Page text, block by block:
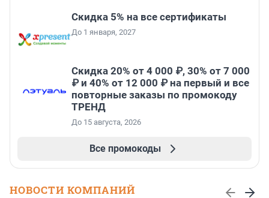
Скидка 5% на все сертификаты
До 1 января, 2027
Скидка 20% от 4 000 ₽, 30% от 7 000
₽ и 40% от 12 000 ₽ на первый и все
повторные заказы по промокоду
ТРЕНД
До 15 августа, 2026
Все промокоды
НОВОСТИ КОМПАНИЙ